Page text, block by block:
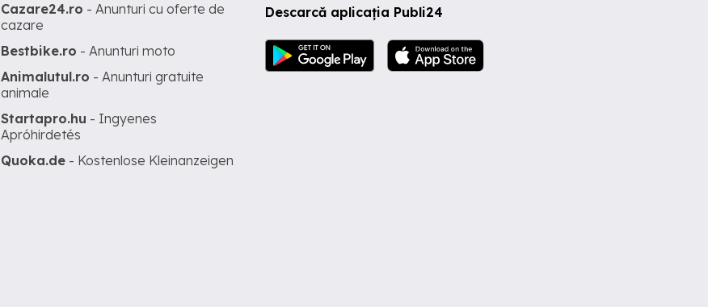
Descarcă aplicația Publi24
Cazare24.ro - Anunturi cu oferte de
cazare
Bestbike.ro - Anunturi moto
Animalutul.ro - Anunturi gratuite
animale
Startapro.hu - Ingyenes
Apróhirdetés
Quoka.de - Kostenlose Kleinanzeigen